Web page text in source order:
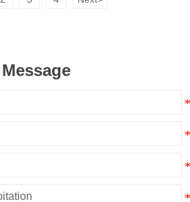
assistance locale.
Message